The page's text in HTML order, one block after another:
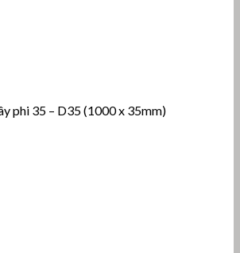
phi 35 – D35 (1000 x 35mm)